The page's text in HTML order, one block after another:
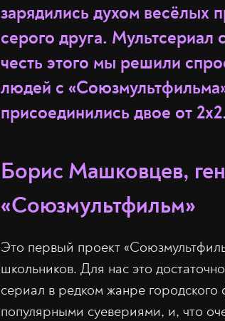
зарядились духом весёлых
серого друга. Мультсериал
честь этого мы решили
людей с
присоединились двое от 2х2.
Борис Машковцев,
«Союзмультфильм»
Это первый проект
школьников. Для нас это
сериал в редком жанре
популярными суевериями, и, что